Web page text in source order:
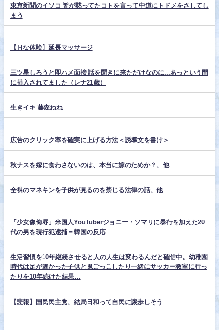
東京新聞のイソコ 皆が黙ってたコトを言って中道にトドメをさしてし
まう
【Ｈな体験】延長マッサージ
三ツ星しろうと即ハメ面接 話を聞きに来ただけなのに...あっという間
に挿入されてました（レナ21歳）
生きイキ 藤森ねね
広告のクリック率を確実に上げる方法＜誘導文を書け＞
秋ナスを嫁に食わさないのは、本当に嫁のためか？、他
全裸のマネキンを子供が見るのを禁じる法律の話、他
「少女像侮辱」米国人YouTuberジョニー・ソマリに暴行を加えた20
代の男を現行犯逮捕＝韓国の反応
生活習慣を10年継続させると人の人生は変わるんだと確信中。幼稚園
時代は足が遅かった子供と鬼ごっこしたり一緒にサッカー教室に行っ
たりを10年続けた結果…
【悲報】国民民主党、結局日和って自民に譲歩しそう